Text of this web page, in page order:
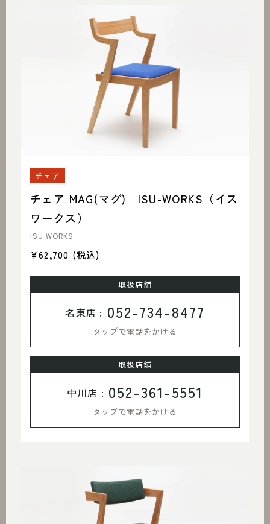
チェア
チェア MAG(マグ) ISU-WORKS（イス
ワークス）
ISU WORKS
¥62,700 (税込)
取扱店舗
名東店 : 052-734-8477
タップで電話をかける
取扱店舗
中川店 : 052-361-5551
タップで電話をかける